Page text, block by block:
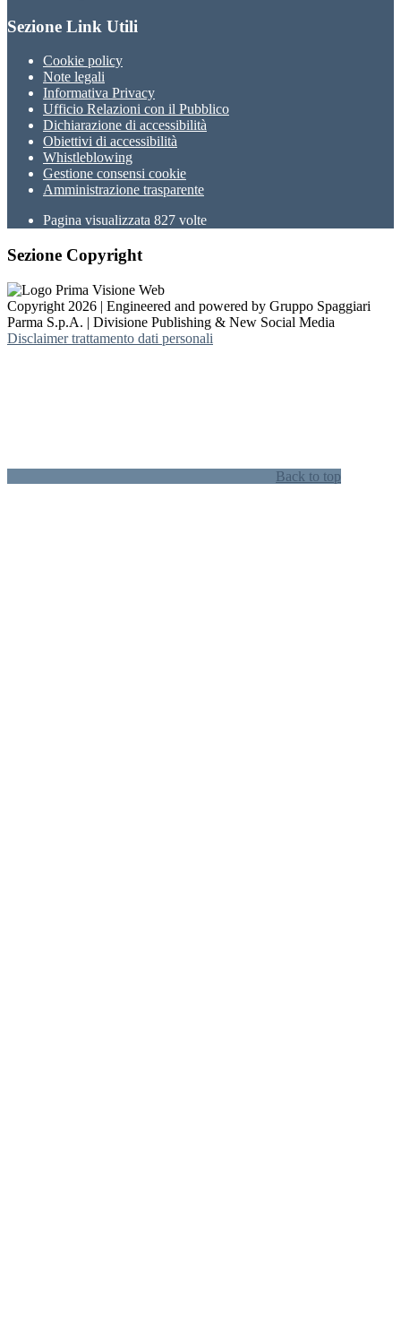
Sezione Link Utili
Cookie policy
Note legali
Informativa Privacy
Ufficio Relazioni con il Pubblico
Dichiarazione di accessibilità
Obiettivi di accessibilità
Whistleblowing
Gestione consensi cookie
Amministrazione trasparente
Pagina visualizzata 827 volte
Sezione Copyright
Copyright 2026 | Engineered and powered by Gruppo Spaggiari
Parma S.p.A. | Divisione Publishing & New Social Media
Disclaimer trattamento dati personali
Back to top